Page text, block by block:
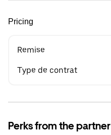
Pricing
Remise
Type de contrat
Perks from the partner